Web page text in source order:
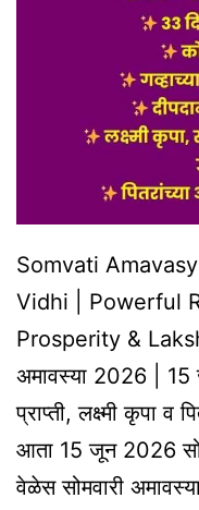
Somvati
Vidhi | Powerful
Prosperity &
अमावस्या 2026 | 15
प्राप्ती, लक्ष्मी कृपा व
आता 15 जून 2026
वेळेस सोमवारी